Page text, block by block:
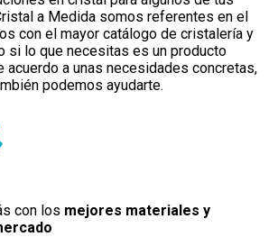
a Medida somos referentes en el
con el mayor catálogo de cristalería y
si lo que necesitas es un producto
acuerdo a unas necesidades concretas,
podemos ayudarte.
con los mejores materiales y